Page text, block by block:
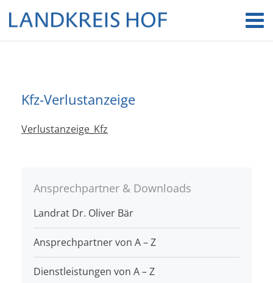
Kfz-Verlustanzeige
Verlustanzeige_Kfz
Ansprechpartner & Downloads
Landrat Dr. Oliver Bär
Ansprechpartner von A – Z
Dienstleistungen von A – Z